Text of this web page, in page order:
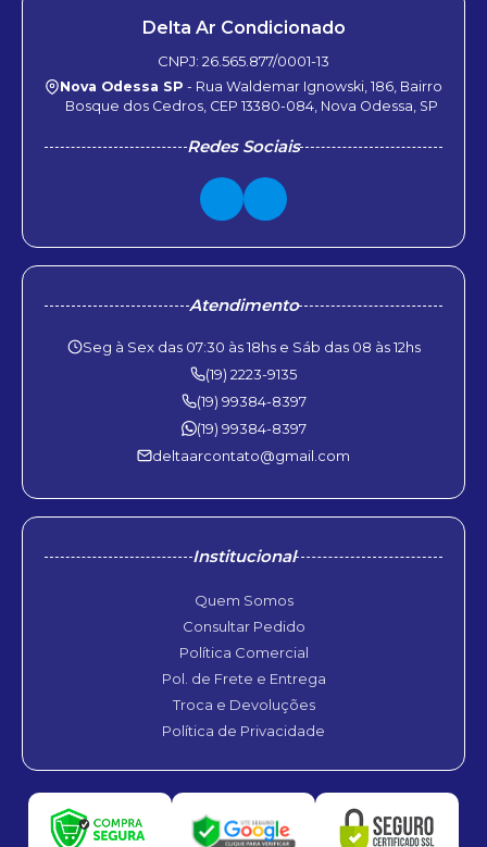
Delta Ar Condicionado
CNPJ: 26.565.877/0001-13
Nova Odessa SP - Rua Waldemar Ignowski, 186, Bairro
Bosque dos Cedros, CEP 13380-084, Nova Odessa, SP
Redes Sociais
Atendimento
Seg à Sex das 07:30 às 18hs e Sáb das 08 às 12hs
(19) 2223-9135
(19) 99384-8397
(19) 99384-8397
deltaarcontato@gmail.com
Institucional
Quem Somos
Consultar Pedido
Política Comercial
Pol. de Frete e Entrega
Troca e Devoluções
Política de Privacidade